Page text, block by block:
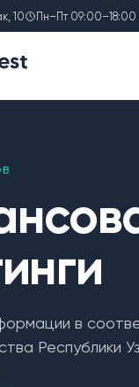
10 Пн–Пт 09:00–18:00
в
Республики